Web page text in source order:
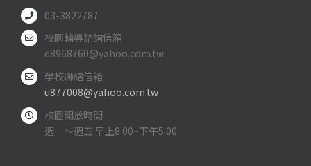
03-3822787
校園輔導諮詢信箱
d8968760@yahoo.com.tw
學校聯絡信箱
u877008@yahoo.com.tw
校園開放時間
週一～週五 早上8:00~下午5:00